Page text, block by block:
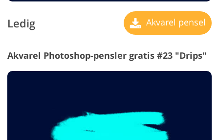
Ledig Akvarel pensel
Akvarel Photoshop-pensler gratis #23 "Drips"